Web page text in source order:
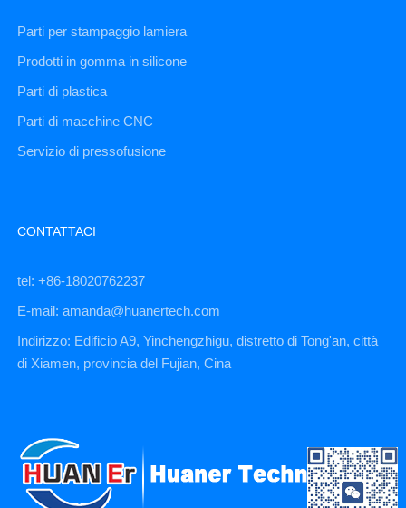
Parti per stampaggio lamiera
Prodotti in gomma in silicone
Parti di plastica
Parti di macchine CNC
Servizio di pressofusione
CONTATTACI
tel: +86-18020762237
E-mail: amanda@huanertech.com
Indirizzo: Edificio A9, Yinchengzhigu, distretto di Tong'an, città
di Xiamen, provincia del Fujian, Cina